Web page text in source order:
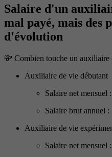
Salaire d'un
mal payé, mais des
d'évolution
💸 Combien touche un auxiliaire
Auxiliaire de vie débutant
Salaire net mensuel
Salaire brut annuel
Auxiliaire de vie
Salaire net mensuel